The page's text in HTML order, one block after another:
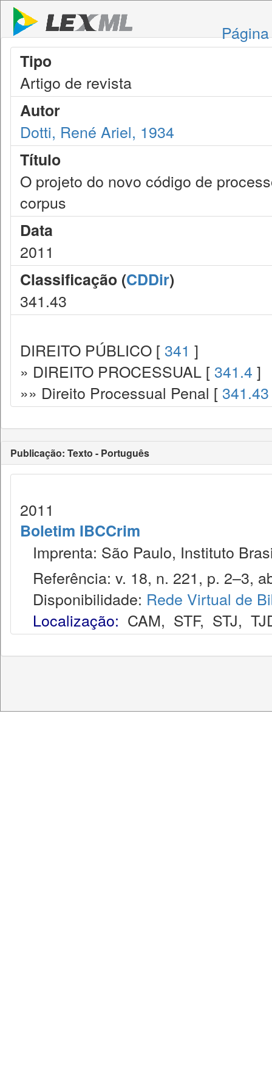
Tipo
Artigo de revista
Autor
Dotti, René Ariel, 1934
Título
O projeto do novo código de
corpus
Data
2011
Classificação (CDDir)
341.43
DIREITO PÚBLICO [ 341 ]
» DIREITO PROCESSUAL [ 341.4 ]
»» Direito Processual Penal [ 341.43
Publicação: Texto - Português
2011
Boletim IBCCrim
Imprenta: São Paulo, Instituto
Referência: v. 18, n. 221, p. 2–3,
Disponibilidade: Rede Virtual de
Localização: CAM, STF, STJ,